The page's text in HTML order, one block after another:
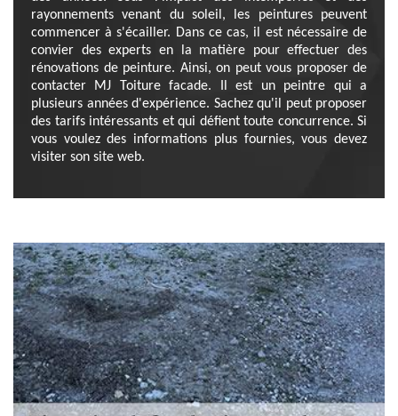
rayonnements venant du soleil, les peintures peuvent
commencer à s'écailler. Dans ce cas, il est nécessaire de
convier des experts en la matière pour effectuer des
rénovations de peinture. Ainsi, on peut vous proposer de
contacter MJ Toiture facade. Il est un peintre qui a
plusieurs années d'expérience. Sachez qu'il peut proposer
des tarifs intéressants et qui défient toute concurrence. Si
vous voulez des informations plus fournies, vous devez
visiter son site web.